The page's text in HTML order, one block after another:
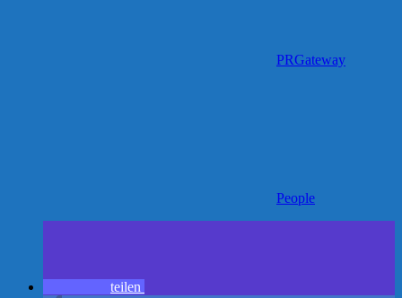
PRGateway
People
teilen